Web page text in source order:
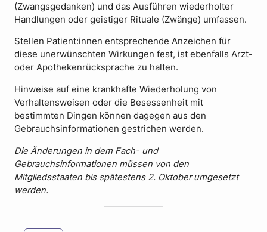
(Zwangsgedanken) und das Ausführen wiederholter
Handlungen oder geistiger Rituale (Zwänge) umfassen.
Stellen Patient:innen entsprechende Anzeichen für
diese unerwünschten Wirkungen fest, ist ebenfalls Arzt-
oder Apothekenrücksprache zu halten.
Hinweise auf eine krankhafte Wiederholung von
Verhaltensweisen oder die Besessenheit mit
bestimmten Dingen können dagegen aus den
Gebrauchsinformationen gestrichen werden.
Die Änderungen in dem Fach- und
Gebrauchsinformationen müssen von den
Mitgliedsstaaten bis spätestens 2. Oktober umgesetzt
werden.